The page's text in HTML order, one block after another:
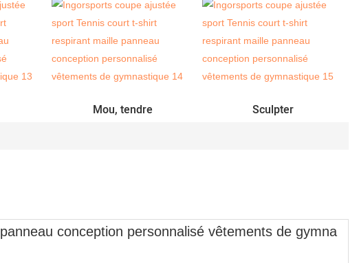
Mou, tendre Sculpter
conception personnalisé vêtements de gymna